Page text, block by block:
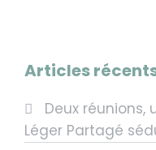
Articles
Deux réunions,
Léger Partagé